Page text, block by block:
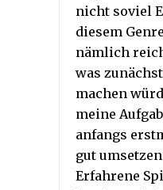
nicht soviel
diesem
nämlich
was
machen
meine
anfangs
gut
Erfahrene